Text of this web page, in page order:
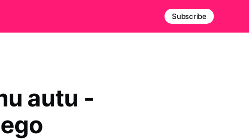
Subscribe
autu -